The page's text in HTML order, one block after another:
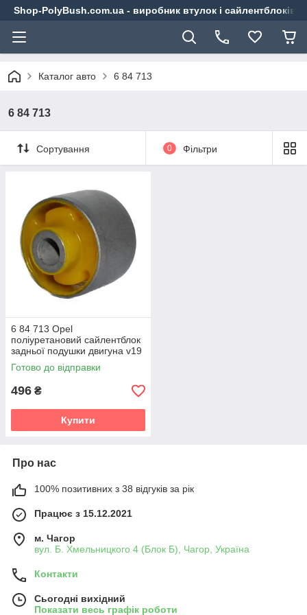
Shop-PolyBush.com.ua - виробник втулок і сайлентблоків
Каталог авто 6 84 713
6 84 713
Сортування 0 Фільтри
6 84 713 Opel
поліуретановий сайлентблок
задньої подушки двигуна v19
Готово до відправки
496 ₴
Купити
Про нас
100% позитивних з 38 відгуків за рік
Працює з 15.12.2021
м. Чагор
вул. Б. Хмельницкого 4 (Блок Б), Чагор, Україна
Контакти
Сьогодні вихідний
Показати весь графік роботи